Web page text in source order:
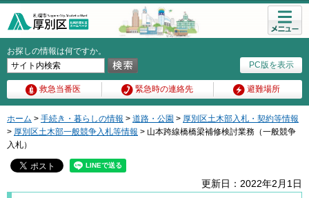
PC版を表示
お探しの情報は何ですか。
救急当番医 緊急時の連絡先 避難場所
メニュ
ー
ホーム > 手続き・暮らしの情報 > 道路・公園 > 厚別区土木部入札・契約等情報
> 厚別区土木部一般競争入札等情報 > 山本跨線橋橋梁補修検討業務（一般競争
入札）
更新日：2022年2月1日